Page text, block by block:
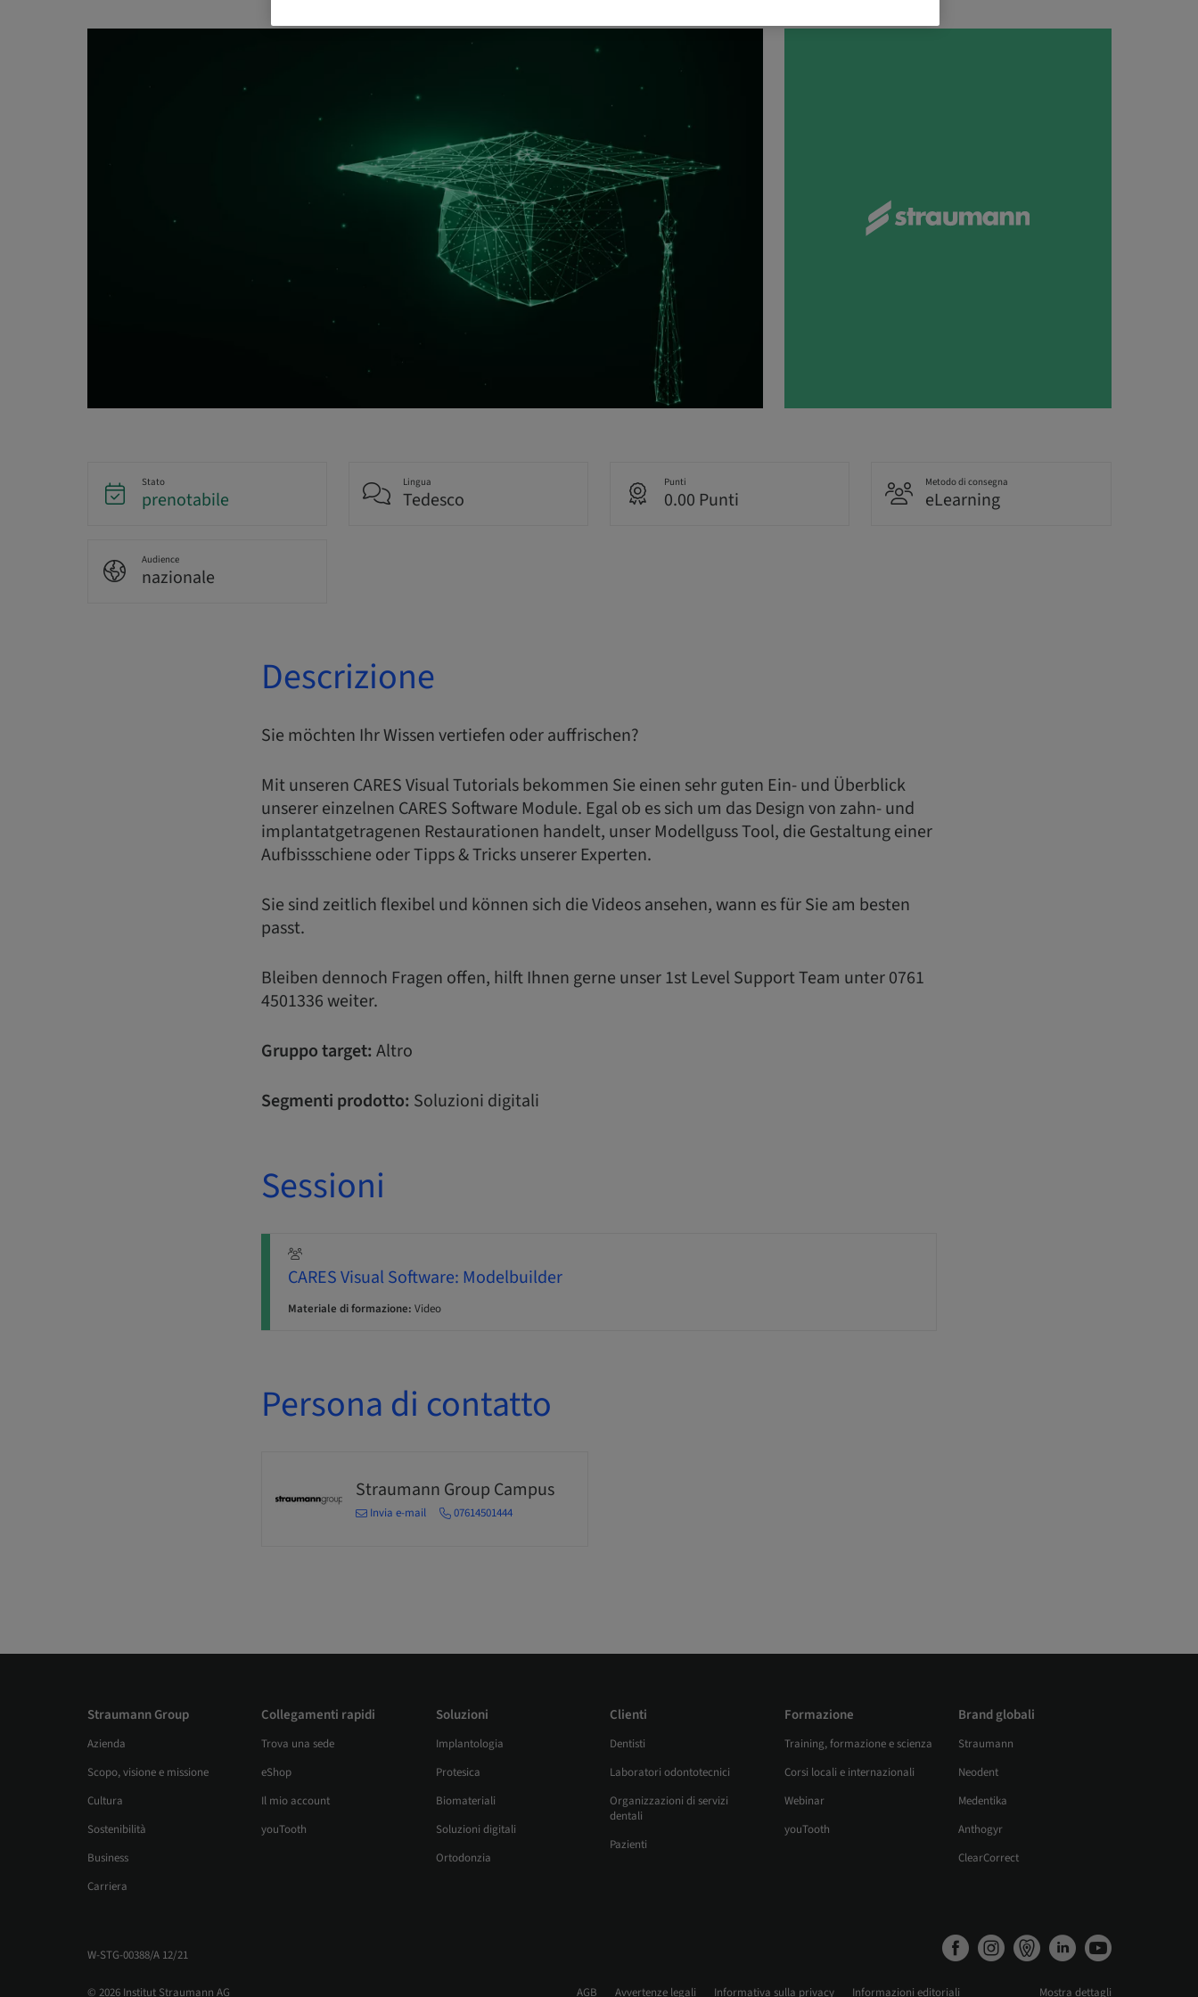
Stato
prenotabile
Lingua
Tedesco
Punti
0.00 Punti
Metodo di consegna
eLearning
Audience
nazionale
Descrizione
Sie möchten Ihr Wissen vertiefen oder auffrischen?
Mit unseren CARES Visual Tutorials bekommen Sie einen sehr guten Ein- und Überblick
unserer einzelnen CARES Software Module. Egal ob es sich um das Design von zahn- und
implantatgetragenen Restaurationen handelt, unser Modellguss Tool, die Gestaltung einer
Aufbissschiene oder Tipps & Tricks unserer Experten.
Sie sind zeitlich flexibel und können sich die Videos ansehen, wann es für Sie am besten
passt.
Bleiben dennoch Fragen offen, hilft Ihnen gerne unser 1st Level Support Team unter 0761
4501336 weiter.
Gruppo target: Altro
Segmenti prodotto: Soluzioni digitali
Sessioni
CARES Visual Software: Modelbuilder
Materiale di formazione: Video
Persona di contatto
Straumann Group Campus
Invia e-mail 07614501444
Straumann Group
Azienda
Scopo, visione e missione
Cultura
Sostenibilità
Business
Carriera
Collegamenti rapidi
Trova una sede
eShop
Il mio account
youTooth
Soluzioni
Implantologia
Protesica
Biomateriali
Soluzioni digitali
Ortodonzia
Clienti
Dentisti
Laboratori odontotecnici
Organizzazioni di servizi
dentali
Pazienti
Formazione
Training, formazione e scienza
Corsi locali e internazionali
Webinar
youTooth
Brand globali
Straumann
Neodent
Medentika
Anthogyr
ClearCorrect
W-STG-00388/A 12/21
© 2026 Institut Straumann AG AGB Avvertenze legali Informativa sulla privacy Informazioni editoriali Mostra dettagli